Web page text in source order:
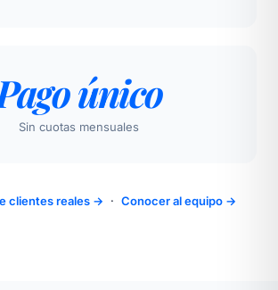
único
Sin cuotas mensuales
clientes reales → · Conocer al equipo →